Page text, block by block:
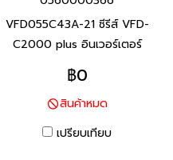
VFD055C43A-21 ซีรีส์ VFD-
C2000 plus อินเวอร์เตอร์
แบรนด์เดลต้า สินค้าแบรนด์
ไต้หวัน พิกัดกำลัง 5.5กิโลวัตต์
อินเวอร์เตอร์ขนาดเล็กใช้ง่าย-
พละกำลังสูง ตรวจจับกระแส
฿0
สินค้าหมด
เปรียบเทียบ